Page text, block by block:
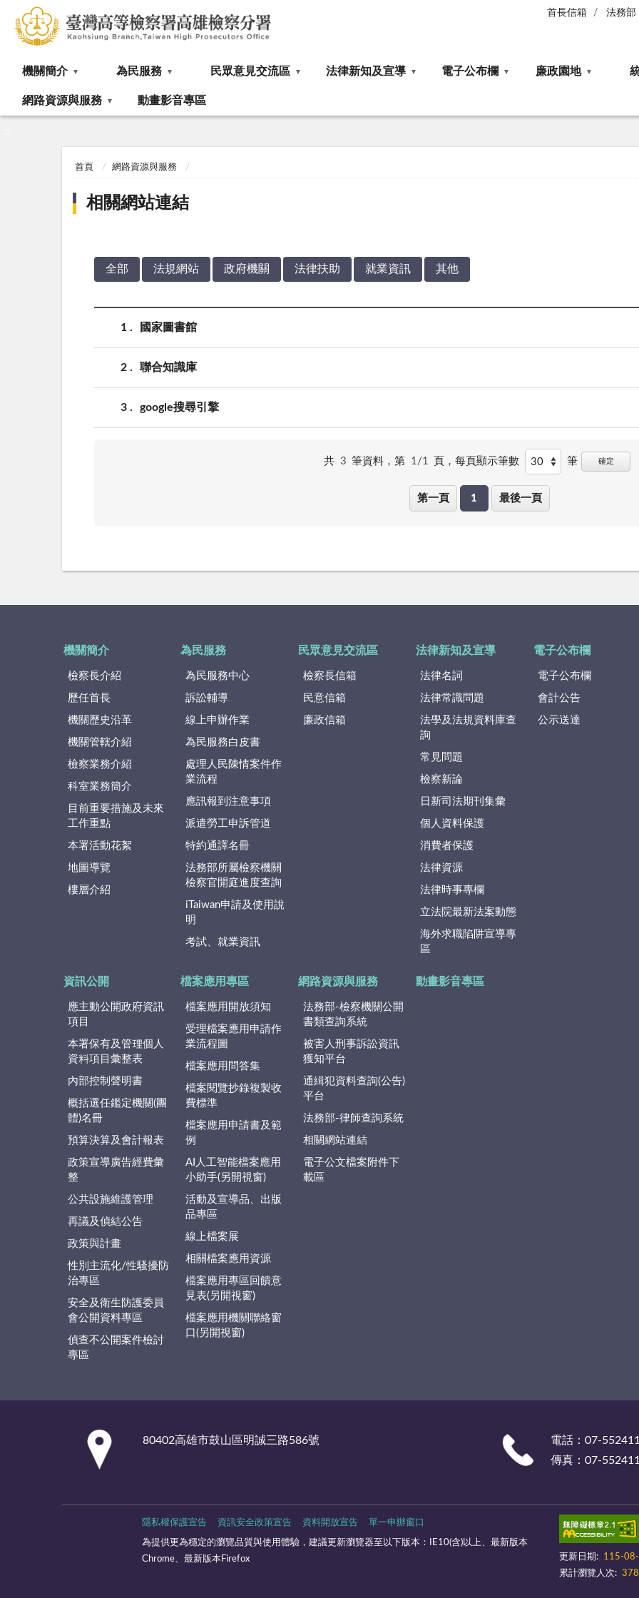
首長信箱 法務部
機關簡介 為民服務 民眾意見交流區 法律新知及宣導 電子公布欄 廉政園地
網路資源與服務 動畫影音專區
首頁 網路資源與服務
相關網站連結
全部 法規網站 政府機關 法律扶助 就業資訊 其他
1 國家圖書館
2 聯合知識庫
3 google搜尋引擎
共 3 筆資料，第 1/1 頁，每頁顯示筆數 筆 確定
第一頁 1 最後一頁
機關簡介
檢察長介紹
歷任首長
機關歷史沿革
機關管轄介紹
檢察業務介紹
科室業務簡介
目前重要措施及未來
工作重點
本署活動花絮
地圖導覽
樓層介紹
為民服務
為民服務中心
訴訟輔導
線上申辦作業
為民服務白皮書
處理人民陳情案件作
業流程
應訊報到注意事項
派遣勞工申訴管道
特約通譯名冊
法務部所屬檢察機關
檢察官開庭進度查詢
iTaiwan申請及使用說
明
考試、就業資訊
民眾意見交流區
檢察長信箱
民意信箱
廉政信箱
法律新知及宣導
法律名詞
法律常識問題
法學及法規資料庫查
詢
常見問題
檢察新論
日新司法期刊集彙
個人資料保護
消費者保護
法律資源
法律時事專欄
立法院最新法案動態
海外求職陷阱宣導專
區
電子公布欄
電子公布欄
會計公告
公示送達
資訊公開
應主動公開政府資訊
項目
本署保有及管理個人
資料項目彙整表
內部控制聲明書
概括選任鑑定機關(團
體)名冊
預算決算及會計報表
政策宣導廣告經費彙
整
公共設施維護管理
再議及偵結公告
政策與計畫
性別主流化/性騷擾防
治專區
安全及衛生防護委員
會公開資料專區
偵查不公開案件檢討
專區
檔案應用專區
檔案應用開放須知
受理檔案應用申請作
業流程圖
檔案應用問答集
檔案閱覽抄錄複製收
費標準
檔案應用申請書及範
例
AI人工智能檔案應用
小助手(另開視窗)
活動及宣導品、出版
品專區
線上檔案展
相關檔案應用資源
檔案應用專區回饋意
見表(另開視窗)
檔案應用機關聯絡窗
口(另開視窗)
網路資源與服務
法務部-檢察機關公開
書類查詢系統
被害人刑事訴訟資訊
獲知平台
通緝犯資料查詢(公告)
平台
法務部-律師查詢系統
相關網站連結
電子公文檔案附件下
載區
動畫影音專區
80402高雄市鼓山區明誠三路586號
電話：07-
傳真：07-
隱私權保護宣告 資訊安全政策宣告 資料開放宣告 單一申辦窗口
為提供更為穩定的瀏覽品質與使用體驗，建議更新瀏覽器至以下版本：IE10(含)以上、最新版本
Chrome、最新版本Firefox
更新日期:
115-
累計瀏覽人次: